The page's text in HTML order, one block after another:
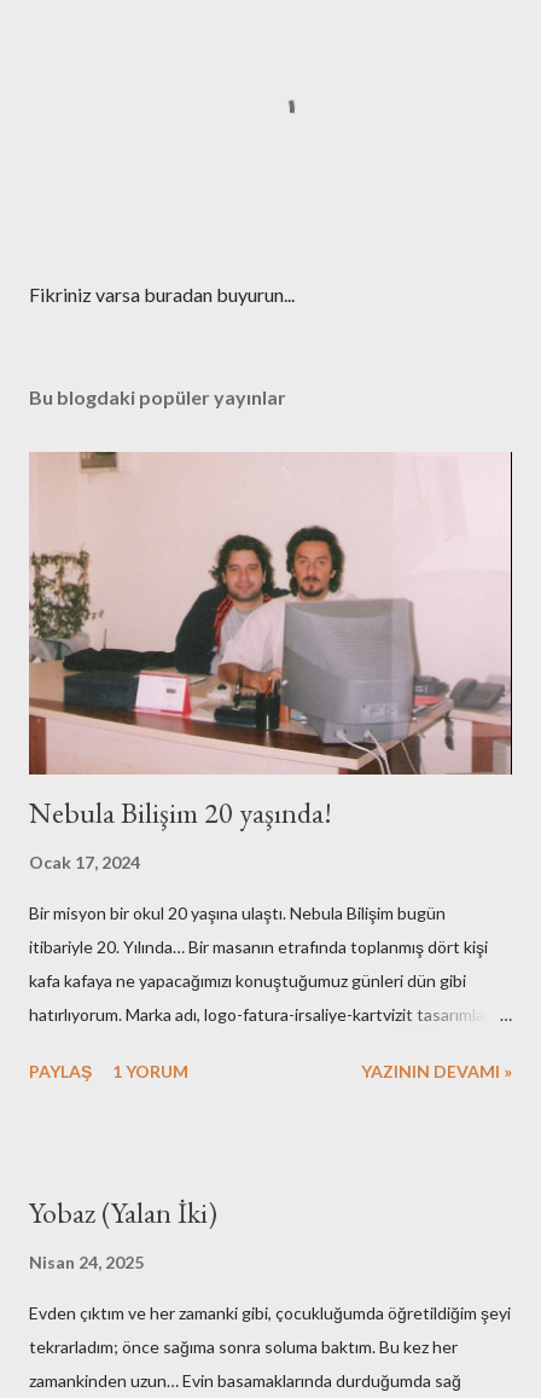
Y
m
ö
r
Fikriniz varsa buradan buyurun...
Bu blogdaki popüler yayınlar
Nebula Bilişim 20 yaşında!
Ocak 17, 2024
Bir misyon bir okul 20 yaşına ulaştı. Nebula Bilişim bugün
itibariyle 20. Yılında… Bir masanın etrafında toplanmış dört kişi
kafa kafaya ne yapacağımızı konuştuğumuz günleri dün gibi
hatırlıyorum. Marka adı, logo-fatura-irsaliye-kartvizit tasarımları,
gerekli resmi hazırlıklar. Neredeyse tüm işlemleri kendimiz yaptık.
taşıyışım ve aylarca onları kullandığımız hala hatırımda. Mesela
adam etmek için az çaba sarf etmedik. Mutfak gereçlerimizi temiz
tutmak için yaptıklarımızı kime anlatsam inanmaz! Aşağıdaki
fotoğraflar çalışma ortamımızın ilk fotoğrafları olabilir. Yok merak
PAYLAŞ 1 YORUM YAZININ DEVAMI »
Yobaz (Yalan İki)
Nisan 24, 2025
Evden çıktım ve her zamanki gibi, çocukluğumda öğretildiğim şeyi
tekrarladım; önce sağıma sonra soluma baktım. Bu kez her
zamankinden uzun… Evin basamaklarında durduğumda sağ